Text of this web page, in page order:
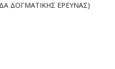
ΔΟΓΜΑΤΙΚΗΣ ΕΡΕΥΝΑΣ)